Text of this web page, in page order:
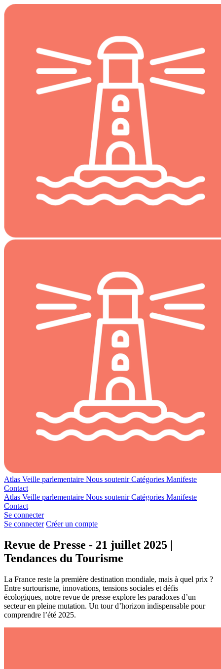
Atlas Veille parlementaire Nous soutenirCatégories Manifeste
Contact
Atlas Veille parlementaire Nous soutenirCatégories Manifeste
Contact
Se connecter
Se connecter Créer un compte
Revue de Presse - 21 juillet 2025 |
Tendances du Tourisme
La France reste la première destination mondiale, mais à quel prix ?
Entre surtourisme, innovations, tensions sociales et défis
écologiques, notre revue de presse explore les paradoxes d’un
secteur en pleine mutation. Un tour d’horizon indispensable pour
comprendre l’été 2025.